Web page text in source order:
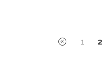
1 2